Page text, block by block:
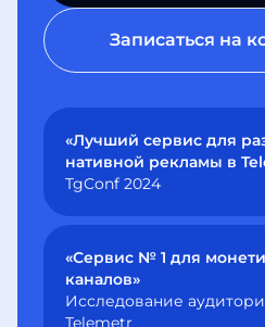
Записаться на
«Лучший сервис для
нативной рекламы в
TgConf 2024
«Сервис № 1 для
каналов»
Исследование
Telemetr